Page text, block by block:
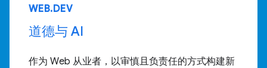
WEB.DEV
道德与 AI
作为 Web 从业者，以审慎且负责任的方式构建新